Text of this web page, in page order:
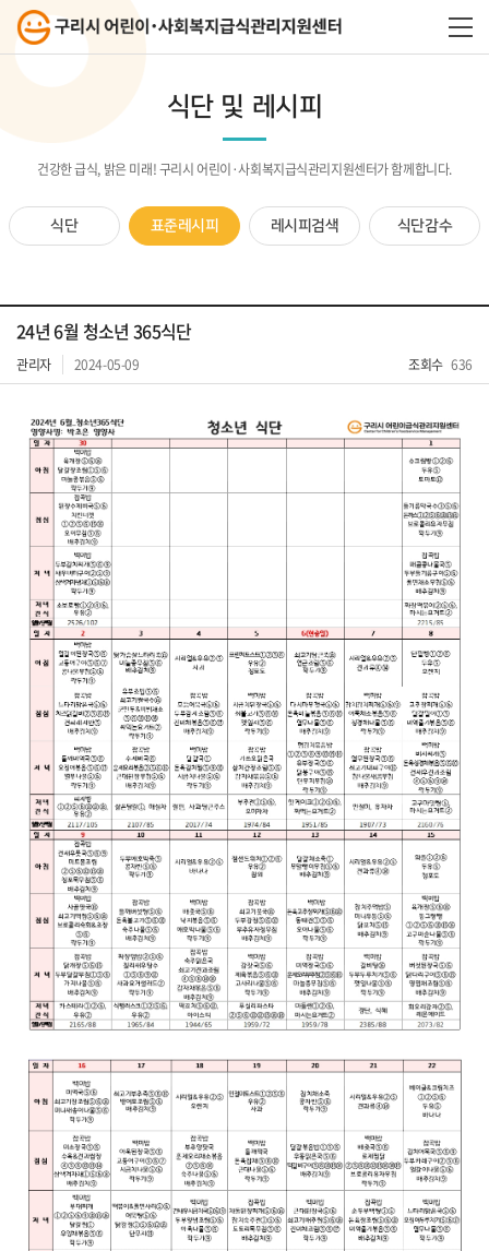
식단 및 레시피
건강한 급식, 밝은 미래! 구리시 어린이·사회복지급식관리지원센터가 함께합니다.
식단 표준레시피 레시피검색 식단감수
24년 6월 청소년 365식단
관리자 2024-05-09 조회수 636